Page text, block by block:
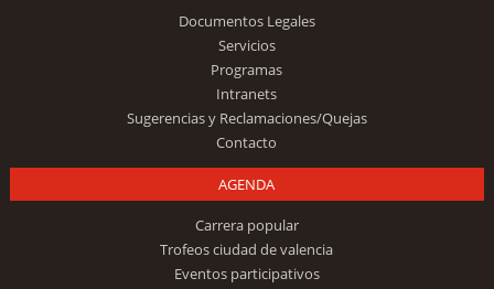
Documentos Legales
Servicios
Programas
Intranets
Sugerencias y Reclamaciones/Quejas
Contacto
AGENDA
Carrera popular
Trofeos ciudad de valencia
Eventos participativos